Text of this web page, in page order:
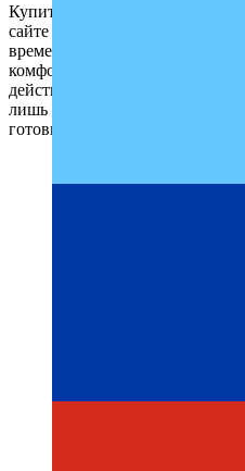
Купить билет Бердянск —
сайте онлайн с удобством и
времени. Мы стремимся
комфортной, спокойной и
действительно удобно и
лишь заполнить форму
готовиться к поездке. Ваше